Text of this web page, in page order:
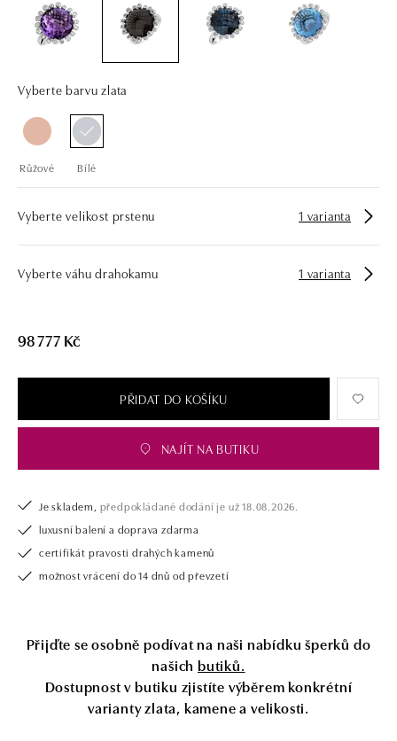
Společnost ALO diamonds vyrábí v Čechách šperky z diamantů a
drahých kamenů už téměř 30 let. Každý šperk je tak originál a je také
námi pouze šperk, ale také chytrou investici.
Vyberte barvu zlata
Růžové Bílé
Vyberte velikost prstenu 1 varianta
Vyberte váhu drahokamu 1 varianta
98 777 Kč
PŘIDAT DO KOŠÍKU
NAJÍT NA BUTIKU
Je skladem, předpokládané dodání je už 18.08.2026.
luxusní balení a doprava zdarma
certifikát pravosti drahých kamenů
možnost vrácení do 14 dnů od převzetí
Přijďte se osobně podívat na naši nabídku šperků do
našich butiků.
Dostupnost v butiku zjistíte výběrem konkrétní
varianty zlata, kamene a velikosti.